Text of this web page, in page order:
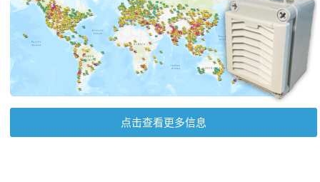
点击查看更多信息